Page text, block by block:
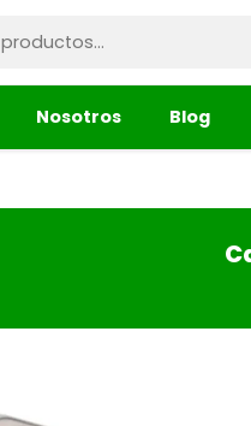
Nosotros Blog